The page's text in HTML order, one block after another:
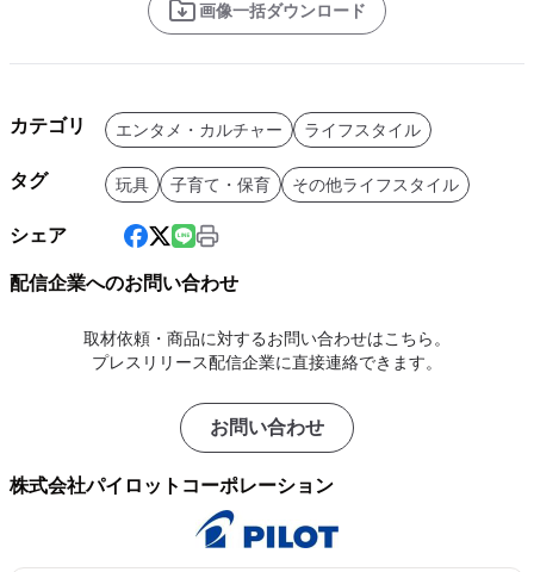
画像一括ダウンロード
カテゴリ エンタメ・カルチャー ライフスタイル
タグ 玩具 子育て・保育 その他ライフスタイル
シェア
配信企業へのお問い合わせ
取材依頼・商品に対するお問い合わせはこちら。
プレスリリース配信企業に直接連絡できます。
お問い合わせ
株式会社パイロットコーポレーション